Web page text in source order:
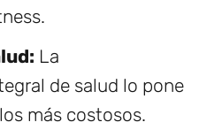
La
de salud lo pone
más costosos.